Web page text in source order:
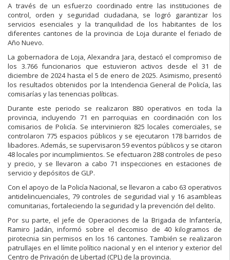
A través de un esfuerzo coordinado entre las instituciones de
control, orden y seguridad ciudadana, se logró garantizar los
servicios esenciales y la tranquilidad de los habitantes de los
diferentes cantones de la provincia de Loja durante el feriado de
Año Nuevo.
La gobernadora de Loja, Alexandra Jara, destacó el compromiso de
los 3.766 funcionarios que estuvieron activos desde el 31 de
diciembre de 2024 hasta el 5 de enero de 2025. Asimismo, presentó
los resultados obtenidos por la Intendencia General de Policía, las
comisarías y las tenencias políticas.
Durante este periodo se realizaron 880 operativos en toda la
provincia, incluyendo 71 en parroquias en coordinación con los
comisarios de Policía. Se intervinieron 825 locales comerciales, se
controlaron 775 espacios públicos y se ejecutaron 178 barridos de
libadores. Además, se supervisaron 59 eventos públicos y se citaron
48 locales por incumplimientos. Se efectuaron 288 controles de peso
y precio, y se llevaron a cabo 71 inspecciones en estaciones de
servicio y depósitos de GLP.
Con el apoyo de la Policía Nacional, se llevaron a cabo 63 operativos
antidelincuenciales, 79 controles de seguridad vial y 16 asambleas
comunitarias, fortaleciendo la seguridad y la prevención del delito.
Por su parte, el jefe de Operaciones de la Brigada de Infantería,
Ramiro Jadán, informó sobre el decomiso de 40 kilogramos de
pirotecnia sin permisos en los 16 cantones. También se realizaron
patrullajes en el límite político nacional y en el interior y exterior del
Centro de Privación de Libertad (CPL) de la provincia.